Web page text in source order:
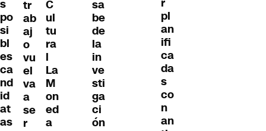
s
po
si
bl
es
ca
nd
id
at
as
tr
ab
aj
o
vu
el
va
a
se
r
C
ul
tu
ra
l
La
M
on
ed
a
sa
be
de
la
in
ve
sti
ga
ci
ón
pl
an
ifi
ca
da
s
co
n
an